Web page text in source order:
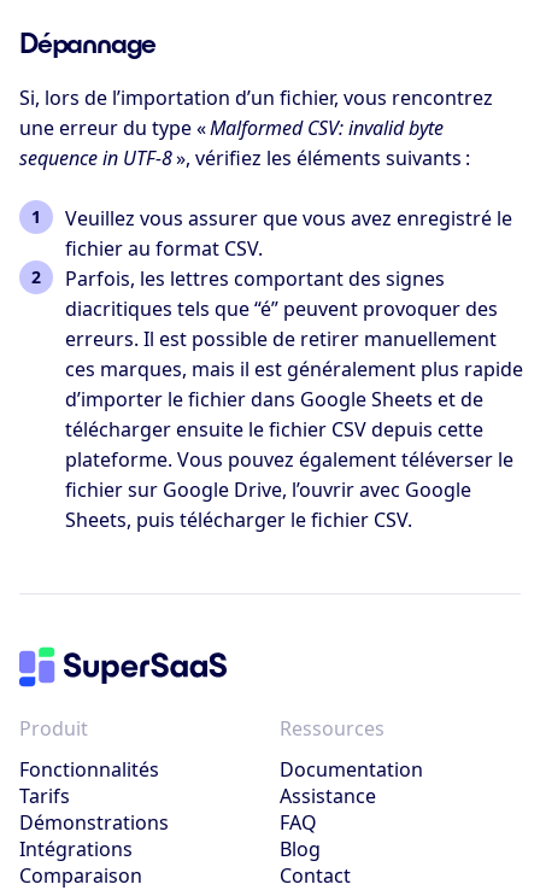
Dépannage
Si, lors de l’importation d’un fichier, vous rencontrez
une erreur du type «Malformed CSV: invalid byte
sequence in UTF-8», vérifiez les éléments suivants :
Veuillez vous assurer que vous avez enregistré le
fichier au format CSV.
Parfois, les lettres comportant des signes
diacritiques tels que “é” peuvent provoquer des
erreurs. Il est possible de retirer manuellement
ces marques, mais il est généralement plus rapide
d’importer le fichier dans Google Sheets et de
télécharger ensuite le fichier CSV depuis cette
plateforme. Vous pouvez également téléverser le
fichier sur Google Drive, l’ouvrir avec Google
Sheets, puis télécharger le fichier CSV.
Produit
Fonctionnalités
Tarifs
Démonstrations
Intégrations
Comparaison
Ressources
Documentation
Assistance
FAQ
Blog
Contact